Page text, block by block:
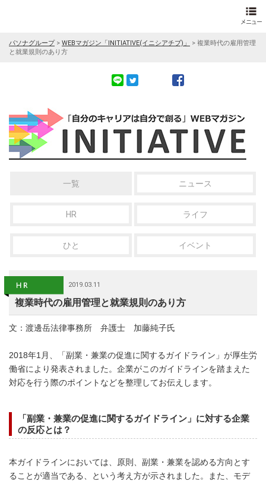
パソナグループ> WEBマガジン「INITIATIVE(イニシアチブ)」 > 複業時代の雇用管理
と就業規則のあり方
一覧 ニュース
HR ライフ
ひと イベント
2019.03.11
複業時代の雇用管理と就業規則のあり方
文：渡邊岳法律事務所 弁護士 加藤純子氏
2018年1月、「副業・兼業の促進に関するガイドライン」が厚生労
働省により発表されました。企業がこのガイドラインを踏まえた
対応を行う際のポイントなどを整理してお伝えします。
「副業・兼業の促進に関するガイドライン」に対する企業
の反応とは？
本ガイドラインにおいては、原則、副業・兼業を認める方向とす
ることが適当である、という考え方が示されました。また、モデ